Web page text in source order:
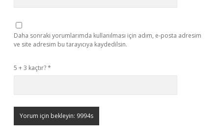
Daha sonraki yorumlarımda kullanılması için adım, e-posta adresim
ve site adresim bu tarayıcıya kaydedilsin.
5 + 3 kaçtır?*